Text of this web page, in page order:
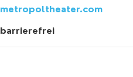
metropoltheater.com
barrierefrei